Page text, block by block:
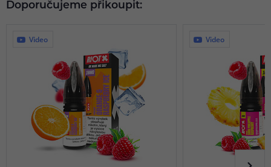
Doporučujeme přikoupit:
Video Video